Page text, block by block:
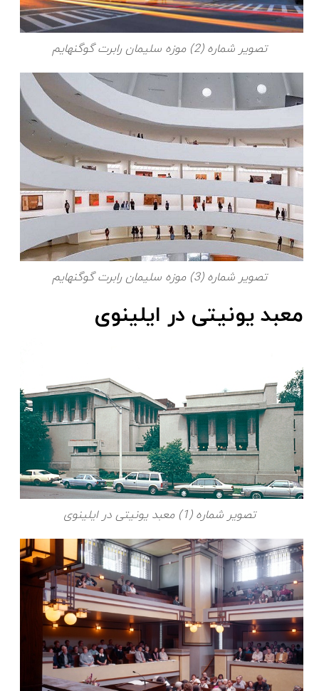
تصویر شماره (2) موزه سلیمان رابرت گوگنهایم
تصویر شماره (3) موزه سلیمان رابرت گوگنهایم
معبد یونیتی در ایلینوی
تصویر شماره (1) معبد یونیتی در ایلینوی